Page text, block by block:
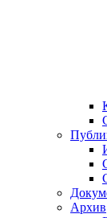
Архив